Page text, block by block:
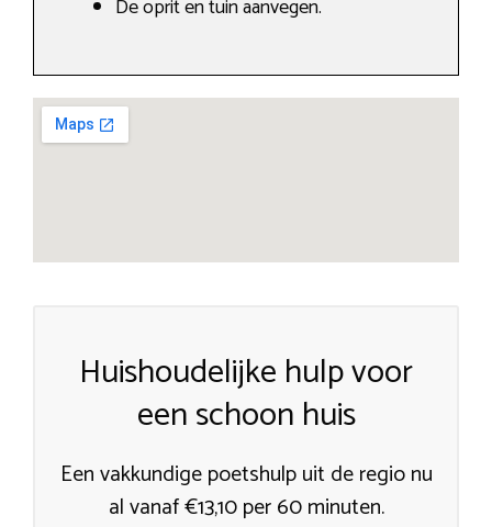
De oprit en tuin aanvegen.
Huishoudelijke hulp voor
een schoon huis
Een vakkundige poetshulp uit de regio nu
al vanaf €13,10 per 60 minuten.